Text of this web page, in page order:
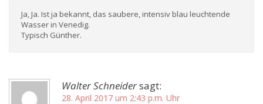
Ja, Ja. Ist ja bekannt, das saubere, intensiv blau leuchtende
Wasser in Venedig.
Typisch Günther.
Walter Schneidersagt:
28. April 2017 um 2:43 p.m. Uhr